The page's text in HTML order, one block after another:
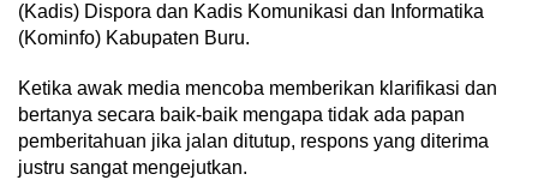
(Kadis) Dispora dan Kadis Komunikasi dan Informatika
(Kominfo) Kabupaten Buru.
Ketika awak media mencoba memberikan klarifikasi dan
bertanya secara baik-baik mengapa tidak ada papan
pemberitahuan jika jalan ditutup, respons yang diterima
justru sangat mengejutkan.